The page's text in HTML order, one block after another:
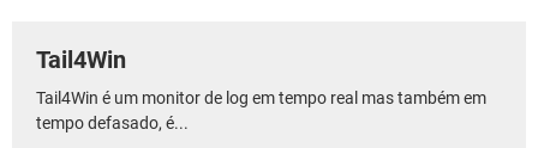
Tail4Win
Tail4Win é um monitor de log em tempo real mas também em
tempo defasado, é...